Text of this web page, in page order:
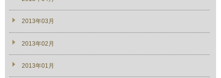
2013年03月
2013年02月
2013年01月